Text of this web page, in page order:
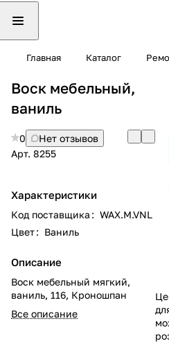
Главная Каталог
Воск мебельный,
ваниль
0
Нет отзывов
Арт. 8255
Характеристики
Код поставщика : WAX.M.VNL
Цвет: Ваниль
Описание
Воск мебельный мягкий,
ваниль, 116, Кроношпан
Все описание